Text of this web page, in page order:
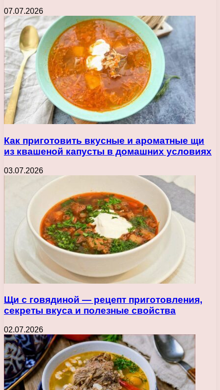
07.07.2026
Как приготовить вкусные и ароматные щи
из квашеной капусты в домашних условиях
03.07.2026
Щи с говядиной — рецепт приготовления,
секреты вкуса и полезные свойства
02.07.2026